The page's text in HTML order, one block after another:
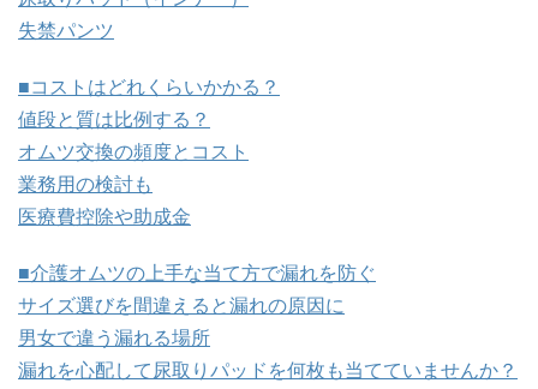
失禁パンツ
■コストはどれくらいかかる？
値段と質は比例する？
オムツ交換の頻度とコスト
業務用の検討も
医療費控除や助成金
■介護オムツの上手な当て方で漏れを防ぐ
サイズ選びを間違えると漏れの原因に
男女で違う漏れる場所
漏れを心配して尿取りパッドを何枚も当てていませんか？